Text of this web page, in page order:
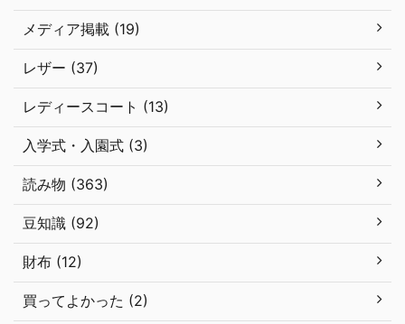
メディア掲載 (19)
レザー (37)
レディースコート (13)
入学式・入園式 (3)
読み物 (363)
豆知識 (92)
財布 (12)
買ってよかった (2)